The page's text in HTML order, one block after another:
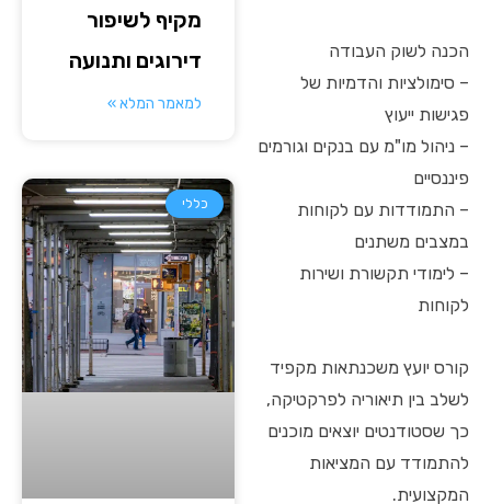
הכנה לשוק העבודה
– סימולציות והדמיות של
פגישות ייעוץ
– ניהול מו"מ עם בנקים וגורמים
פיננסיים
– התמודדות עם לקוחות
במצבים משתנים
– לימודי תקשורת ושירות
לקוחות
קורס יועץ משכנתאות מקפיד
לשלב בין תיאוריה לפרקטיקה,
כך שסטודנטים יוצאים מוכנים
להתמודד עם המציאות
המקצועית.
מקיף לשיפור
דירוגים ותנועה
למאמר המלא »
כללי